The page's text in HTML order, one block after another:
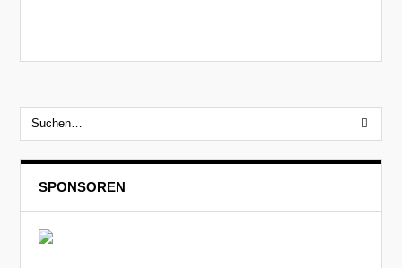
SPONSOREN